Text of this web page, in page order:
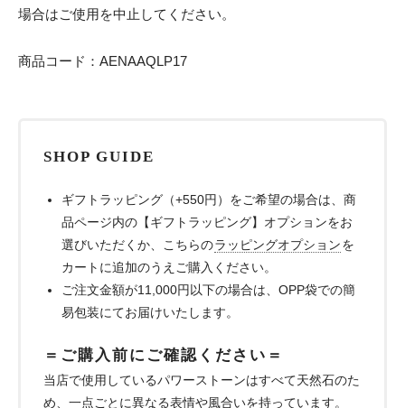
場合はご使用を中止してください。
商品コード：AENAAQLP17
SHOP GUIDE
ギフトラッピング（+550円）をご希望の場合は、商
品ページ内の【ギフトラッピング】オプションをお
選びいただくか、こちらのラッピングオプションを
カートに追加のうえご購入ください。
ご注文金額が11,000円以下の場合は、OPP袋での簡
易包装にてお届けいたします。
＝ご購入前にご確認ください＝
当店で使用しているパワーストーンはすべて天然石のた
め、一点ごとに異なる表情や風合いを持っています。